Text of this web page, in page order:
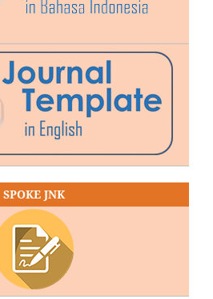
SPOKE JNK